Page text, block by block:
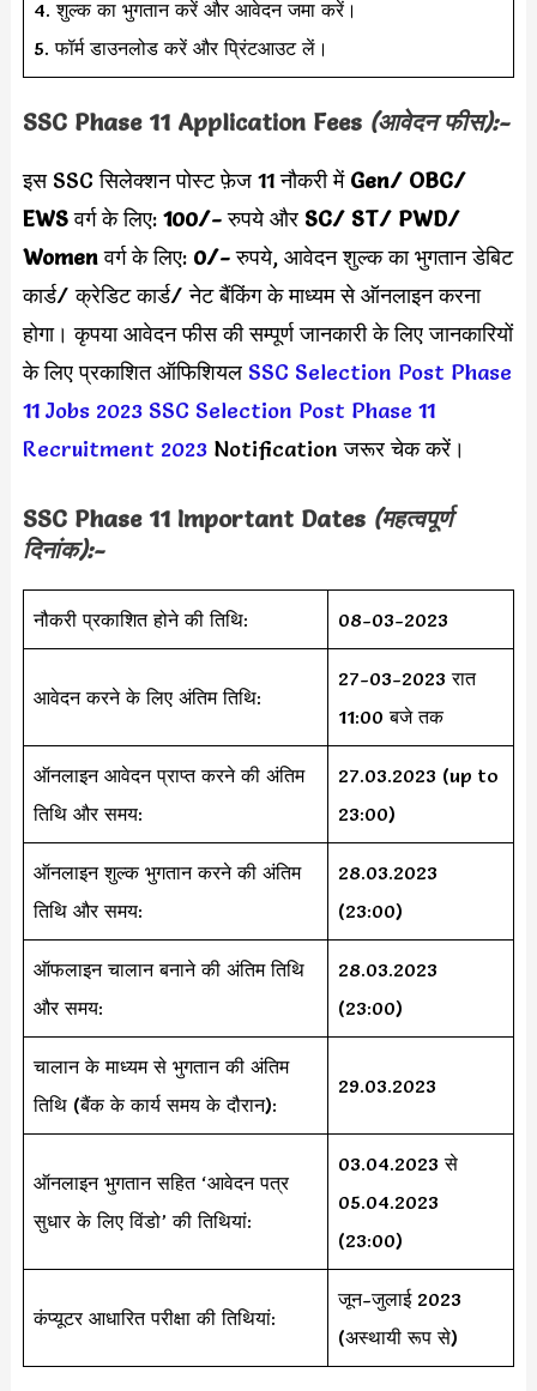
4. शुल्क का भुगतान करें और आवेदन जमा करें।
5. फॉर्म डाउनलोड करें और प्रिंटआउट लें।
SSC Phase 11 Application Fees (आवेदन फीस):-
इस SSC सिलेक्शन पोस्ट फ़ेज 11 नौकरी में Gen/ OBC/
EWSवर्ग के लिए:100/-रुपये औरSC/ ST/ PWD/
Womenवर्ग के लिए:0/-रुपये, आवेदन शुल्क का भुगतान डेबिट
कार्ड/ क्रेडिट कार्ड/ नेट बैंकिंग के माध्यम से ऑनलाइन करना
होगा। कृपया आवेदन फीस की सम्पूर्ण जानकारी के लिए जानकारियों
के लिए प्रकाशित ऑफिशियल SSC Selection Post Phase
11 Jobs 2023 SSC Selection Post Phase 11
Recruitment 2023Notification जरूर चेक करें।
SSC Phase 11 Important Dates (महत्वपूर्ण
दिनांक):-
नौकरी प्रकाशित होने की तिथि: 08-03-2023
आवेदन करने के लिए अंतिम तिथि:
27-03-2023 रात
11:00 बजे तक
ऑनलाइन आवेदन प्राप्त करने की अंतिम
तिथि और समय:
27.03.2023 (up to
23:00)
ऑनलाइन शुल्क भुगतान करने की अंतिम
तिथि और समय:
28.03.2023
(23:00)
ऑफलाइन चालान बनाने की अंतिम तिथि
और समय:
28.03.2023
(23:00)
चालान के माध्यम से भुगतान की अंतिम
तिथि (बैंक के कार्य समय के दौरान):
29.03.2023
ऑनलाइन भुगतान सहित ‘आवेदन पत्र
सुधार के लिए विंडो’ की तिथियां:
03.04.2023 से
05.04.2023
(23:00)
कंप्यूटर आधारित परीक्षा की तिथियां:
जून-जुलाई 2023
(अस्थायी रूप से)